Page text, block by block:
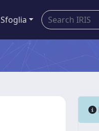
Sfoglia